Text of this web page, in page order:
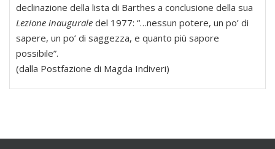
declinazione della lista di Barthes a conclusione della sua
Lezione inaugurale del 1977: “…nessun potere, un po’ di
sapere, un po’ di saggezza, e quanto più sapore
possibile”.
(dalla Postfazione di Magda Indiveri)